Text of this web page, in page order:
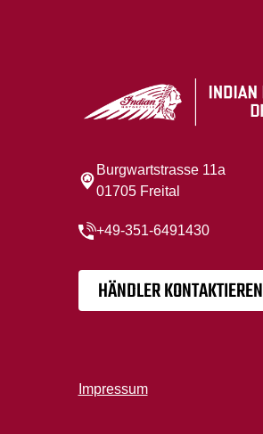
Burgwartstrasse 11a
01705 Freital
+49-351-6491430
HÄNDLER KONTAKTIEREN
Impressum